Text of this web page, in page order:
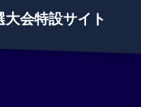
会特設サイト